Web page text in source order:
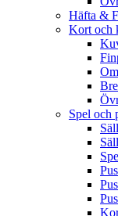
Häfta &
Kort och
Spel och